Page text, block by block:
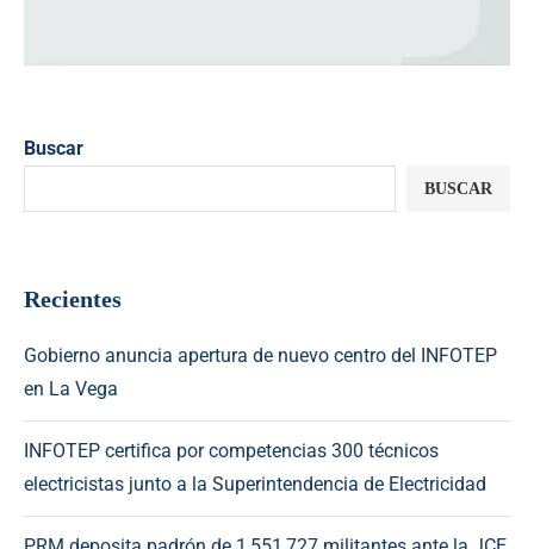
Buscar
BUSCAR
Recientes
Gobierno anuncia apertura de nuevo centro del INFOTEP
en La Vega
INFOTEP certifica por competencias 300 técnicos
electricistas junto a la Superintendencia de Electricidad